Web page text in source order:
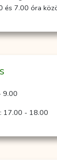
és 7.00 óra
9.00
17.00 - 18.00